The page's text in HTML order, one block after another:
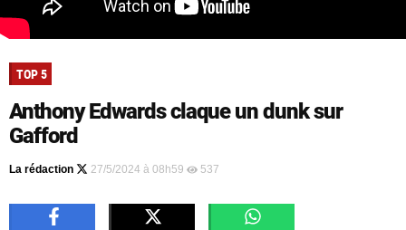
TOP 5
Anthony Edwards claque un dunk sur
Gafford
La rédaction 27/5/2024 à 08h59 537